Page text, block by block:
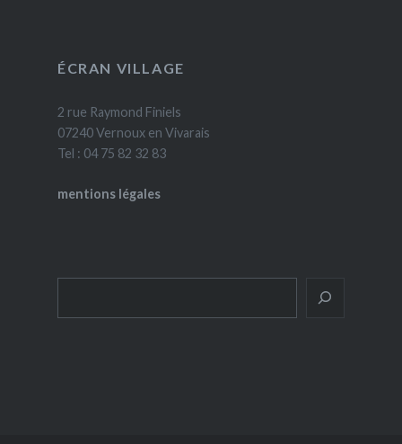
ÉCRAN VILLAGE
2 rue Raymond Finiels
07240 Vernoux en Vivarais
Tel : 04 75 82 32 83
mentions légales